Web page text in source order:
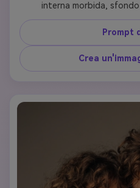
interna morbida,
composizione
bassa, Instagram e fili
naturali,
Prompt
Crea